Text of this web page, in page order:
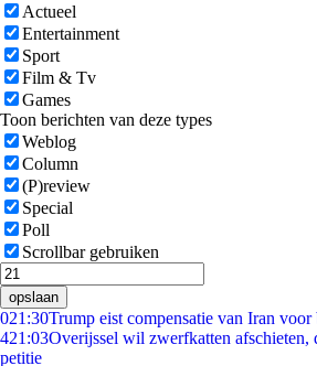
Actueel
Entertainment
Sport
Film & Tv
Games
Toon berichten van deze types
Weblog
Column
(P)review
Special
Poll
Scrollbar gebruiken
opslaan
021:30Trump eist compensatie van Iran
421:03Overijssel wil zwerfkatten afschieten,
petitie